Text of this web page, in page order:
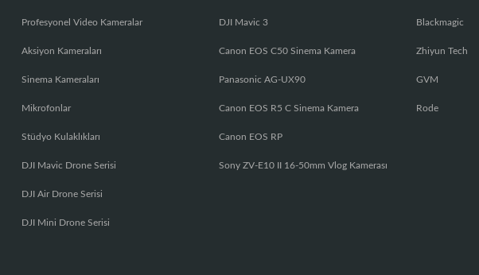
Profesyonel Video Kameralar
Aksiyon Kameraları
Sinema Kameraları
Mikrofonlar
Stüdyo Kulaklıkları
DJI Mavic Drone Serisi
DJI Air Drone Serisi
DJI Mini Drone Serisi
DJI Mavic 3
Canon EOS C50 Sinema Kamera
Panasonic AG-UX90
Canon EOS R5 C Sinema Kamera
Canon EOS RP
Sony ZV-E10 II 16-50mm Vlog Kamerası
Blackmagic
Zhiyun Tech
GVM
Rode